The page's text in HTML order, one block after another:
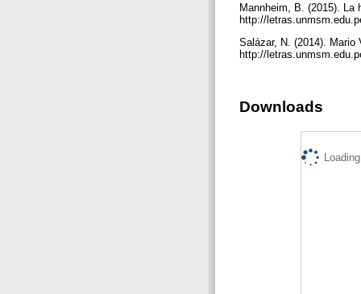
Mannheim, B. (2015). La
http://
Salázar, N. (2014).
http://
Downloads